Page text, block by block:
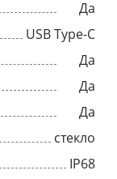
Да
USB Type-C
Да
Да
Да
стекло
IP68